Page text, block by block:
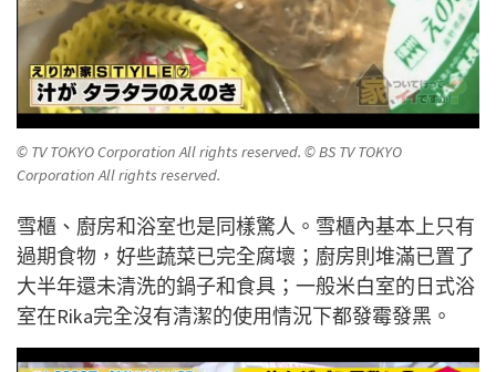
© TV TOKYO Corporation All rights reserved. © BS TV TOKYO
Corporation All rights reserved.
雪櫃、廚房和浴室也是同樣驚人。雪櫃內基本上只有
過期食物，好些蔬菜已完全腐壞；廚房則堆滿已置了
大半年還未清洗的鍋子和食具；一般米白室的日式浴
室在Rika完全沒有清潔的使用情況下都發霉發黑。